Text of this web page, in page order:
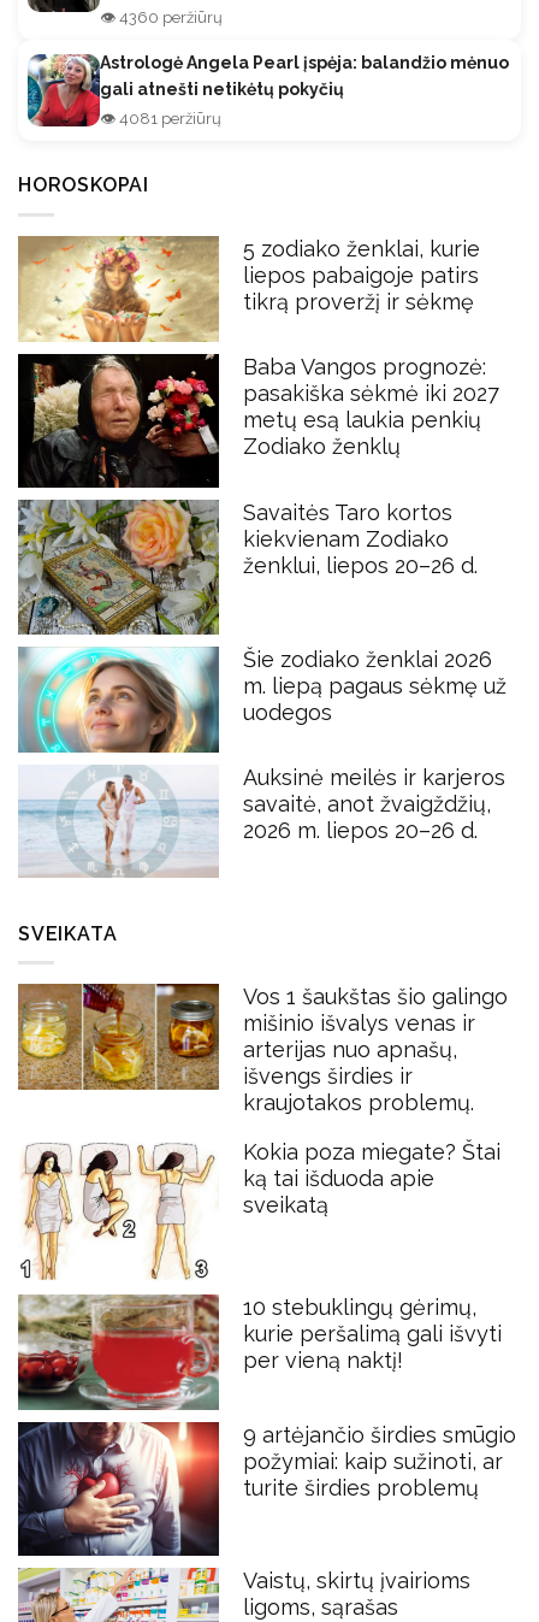
👁️ 4360 peržiūrų
Astrologė Angela Pearl įspėja: balandžio mėnuo
gali atnešti netikėtų pokyčių
👁️ 4081 peržiūrų
HOROSKOPAI
5 zodiako ženklai, kurie
liepos pabaigoje patirs
tikrą proveržį ir sėkmę
Baba Vangos prognozė:
pasakiška sėkmė iki 2027
metų esą laukia penkių
Zodiako ženklų
Savaitės Taro kortos
kiekvienam Zodiako
ženklui, liepos 20–26 d.
Šie zodiako ženklai 2026
m. liepą pagaus sėkmę už
uodegos
Auksinė meilės ir karjeros
savaitė, anot žvaigždžių,
2026 m. liepos 20–26 d.
SVEIKATA
Vos 1 šaukštas šio galingo
mišinio išvalys venas ir
arterijas nuo apnašų,
išvengs širdies ir
kraujotakos problemų.
Kokia poza miegate? Štai
ką tai išduoda apie
sveikatą
10 stebuklingų gėrimų,
kurie peršalimą gali išvyti
per vieną naktį!
9 artėjančio širdies smūgio
požymiai: kaip sužinoti, ar
turite širdies problemų
Vaistų, skirtų įvairioms
ligoms, sąrašas